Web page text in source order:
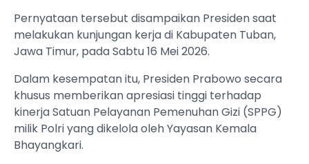
Pernyataan tersebut disampaikan Presiden saat
melakukan kunjungan kerja di Kabupaten Tuban,
Jawa Timur, pada Sabtu 16 Mei 2026.
Dalam kesempatan itu, Presiden Prabowo secara
khusus memberikan apresiasi tinggi terhadap
kinerja Satuan Pelayanan Pemenuhan Gizi (SPPG)
milik Polri yang dikelola oleh Yayasan Kemala
Bhayangkari.